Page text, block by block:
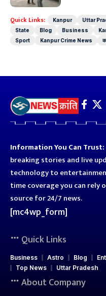
Quick Links: Kanpur Uttar
State
Blog Business
Sport
Kanpur Crime News
Information You Can Trust:
breaking stories and live
technology to
time coverage you can rely
source for 24/7 news.
[mc4wp_form]
Quick Links
Business Astro Blog
Top News
Uttar Pradesh
About Company